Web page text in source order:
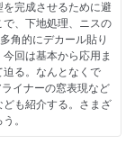
のF-35B
!
：北澤志朗
1
Typ82Eを製作する
モデル1/35：ニギ
キット
完成させるために避
、下地処理、ニスの
角的にデカール貼り
回は基本から応用ま
る。なんとなくで
イナーの窓表現など
も紹介する。さまざ
。